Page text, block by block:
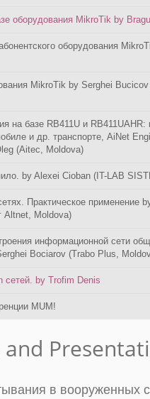
оборудования MikroTik by
оборудования
MikroTik by Serghei
на базе RB411U и RB411UAHR:
и др. транспорте, AiNet
(Aitec, Moldova)
by Alexei Cioban (IT-LAB
Практическое применение
Altnet, Moldova)
информационной сети
Bociarov (Trabo Plus,
сетей. by Trofim Denis
MUM!
в вооруженных